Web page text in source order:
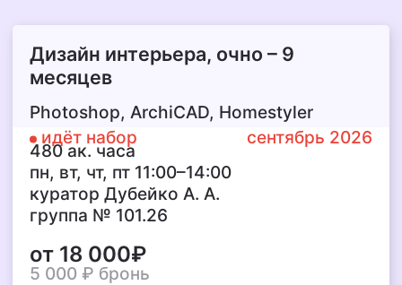
Дизайн интерьера, очно – 9
месяцев
Photoshop, ArchiCAD, Homestyler
идёт набор
сентябрь 2026
480 ак. часа
пн, вт, чт, пт 11:00–14:00
куратор Дубейко А. А.
группа № 101.26
от 18 000₽
5 000 ₽ бронь